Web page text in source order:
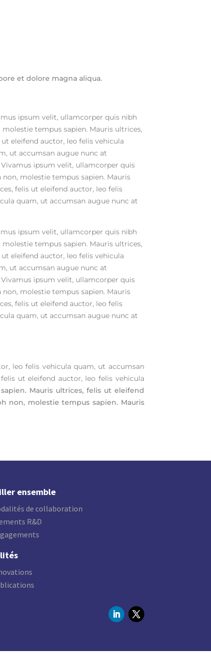
et dolore magna aliqua.
ipsum velit, ullamcorper quis nibh
molestie tempus sapien. Mauris ultrices,
eleifend auctor, leo felis vehicula
ut accumsan augue nunc at
Vivamus ipsum velit, ullamcorper quis
non, molestie tempus sapien. Mauris
felis ut eleifend auctor, leo felis
quam, ut accumsan augue nunc at
ipsum velit, ullamcorper quis nibh
molestie tempus sapien. Mauris ultrices,
eleifend auctor, leo felis vehicula
ut accumsan augue nunc at
Vivamus ipsum velit, ullamcorper quis
non, molestie tempus sapien. Mauris
felis ut eleifend auctor, leo felis
quam, ut accumsan augue nunc at
leo felis vehicula quam, ut accumsan
ut eleifend auctor, leo felis vehicula
Mauris ultrices, felis ut eleifend
non, molestie tempus sapien. Mauris
ensemble
de collaboration
R&D